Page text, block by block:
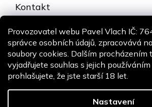
Provozovatel webu Pavel Vlach IČ:
správce osobních údajů, zpracovává
soubory cookies. Dalším procházením
vyjadřujete souhlas s jejich
prohlašujete, že jste starší 18 let.
Nastavení
Kontakt
+420 775 106 530
Staň se fanouškem
Shoptak.cz | Platforma